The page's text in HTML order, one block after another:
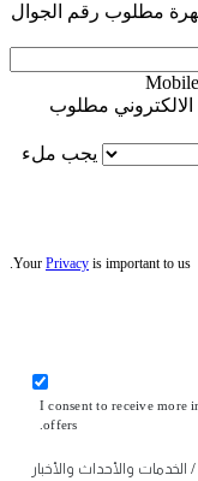
مطلوب رقم الجوال
الالكتروني مطلوب
يجب ملء
Your Privacy is important to us.
I consent to receive more
offers.
والأحداث والأخبار